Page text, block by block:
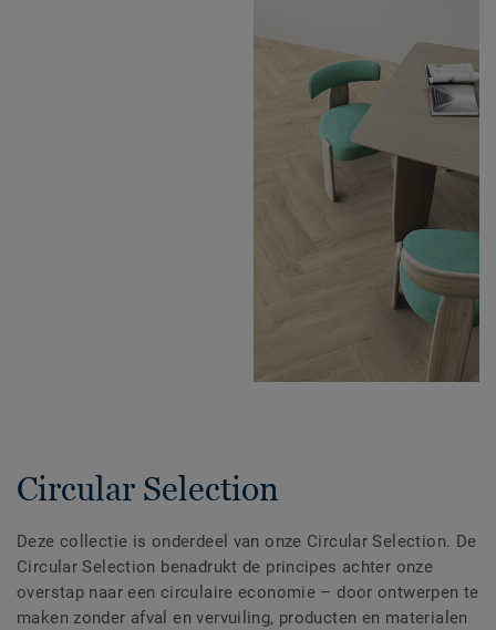
Circular Selection
Deze collectie is onderdeel van onze Circular Selection. De
Circular Selection benadrukt de principes achter onze
overstap naar een circulaire economie – door ontwerpen te
maken zonder afval en vervuiling, producten en materialen